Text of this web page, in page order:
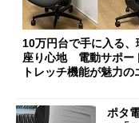
10万円台で手に入る、
座り心地 電動サポー
トレッチ機能が魅力の
ポタ